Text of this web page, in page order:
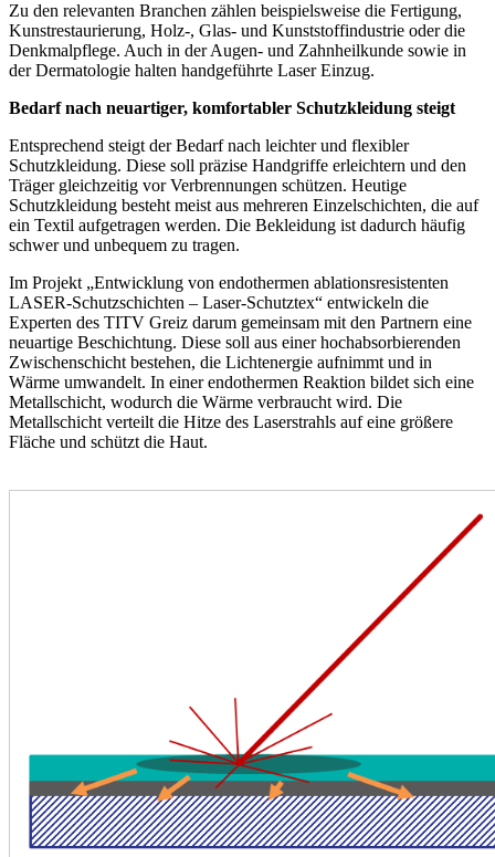
Zu den relevanten Branchen zählen beispielsweise die Fertigung,
Kunstrestaurierung, Holz-, Glas- und Kunststoffindustrie oder die
Denkmalpflege. Auch in der Augen- und Zahnheilkunde sowie in
der Dermatologie halten handgeführte Laser Einzug.
Bedarf nach neuartiger, komfortabler Schutzkleidung steigt
Entsprechend steigt der Bedarf nach leichter und flexibler
Schutzkleidung. Diese soll präzise Handgriffe erleichtern und den
Träger gleichzeitig vor Verbrennungen schützen. Heutige
Schutzkleidung besteht meist aus mehreren Einzelschichten, die auf
ein Textil aufgetragen werden. Die Bekleidung ist dadurch häufig
schwer und unbequem zu tragen.
Im Projekt „Entwicklung von endothermen ablationsresistenten
LASER-Schutzschichten – Laser-Schutztex“ entwickeln die
Experten des TITV Greiz darum gemeinsam mit den Partnern eine
neuartige Beschichtung. Diese soll aus einer hochabsorbierenden
Zwischenschicht bestehen, die Lichtenergie aufnimmt und in
Wärme umwandelt. In einer endothermen Reaktion bildet sich eine
Metallschicht, wodurch die Wärme verbraucht wird. Die
Metallschicht verteilt die Hitze des Laserstrahls auf eine größere
Fläche und schützt die Haut.